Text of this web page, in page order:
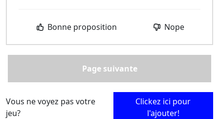
Bonne proposition Nope
Page suivante
Vous ne voyez pas votre
jeu?
Clickez ici pour
l'ajouter!